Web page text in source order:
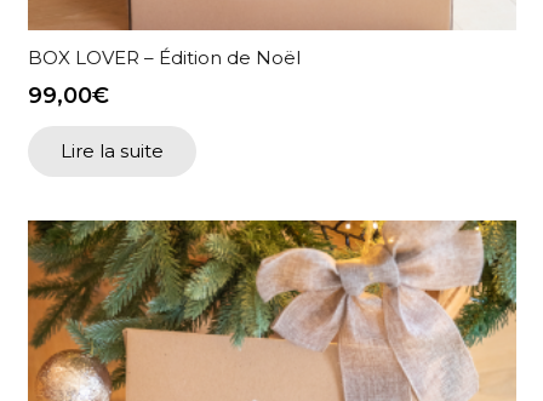
BOX LOVER – Édition de Noël
99,00€
Lire la suite